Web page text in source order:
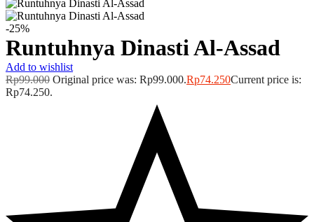
-25%
Runtuhnya Dinasti Al-Assad
Add to wishlist
Rp99.000 Original price was: Rp99.000.Rp74.250Current price is:
Rp74.250.